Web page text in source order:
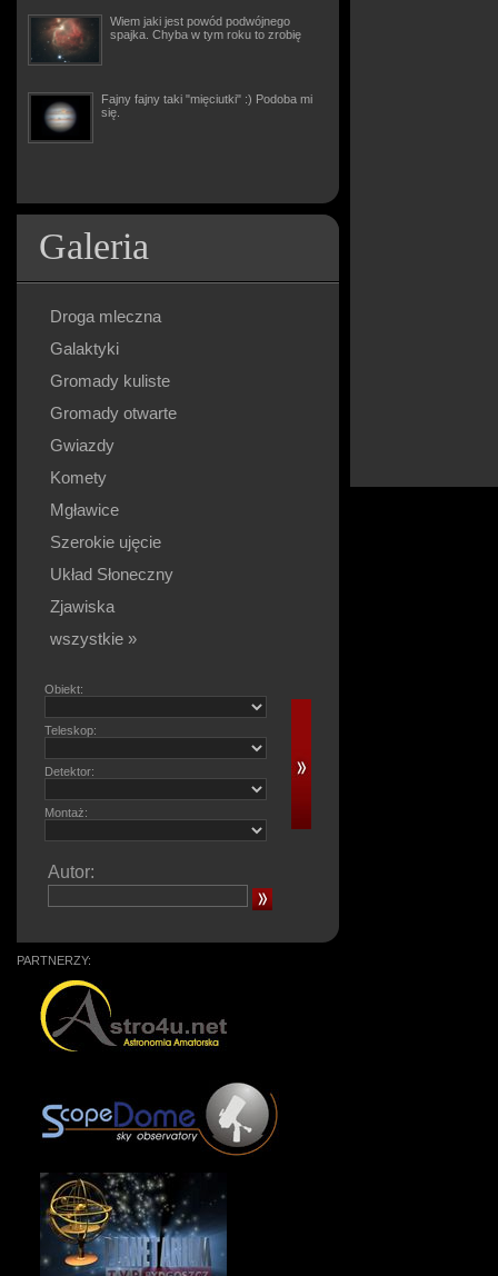
Wiem jaki jest powód podwójnego
spajka. Chyba w tym roku to zrobię
Fajny fajny taki "mięciutki" :) Podoba mi
się.
Galeria
Droga mleczna
Galaktyki
Gromady kuliste
Gromady otwarte
Gwiazdy
Komety
Mgławice
Szerokie ujęcie
Układ Słoneczny
Zjawiska
wszystkie »
Obiekt:
Teleskop:
Detektor:
Montaż:
Autor:
PARTNERZY: